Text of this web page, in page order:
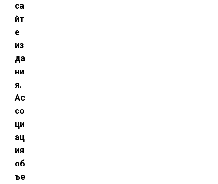
са
йт
е
из
да
ни
я.
Ас
со
ци
ац
ия
об
ъе